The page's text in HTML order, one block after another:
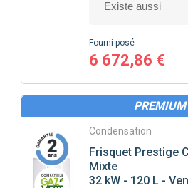
Fourni posé
6 672,86 €
PREMIUM
Condensation
Frisquet Prestige
Mixte
32 kW - 120 L -